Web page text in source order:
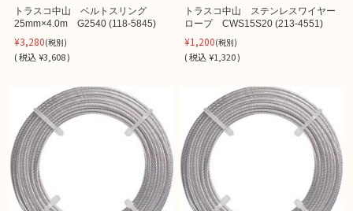
トラスコ中山 ベルトスリング
25mm×4.0m G2540 (118-5845)
¥3,280(税別)
(税込¥3,608 )
トラスコ中山 ステンレスワイヤー
ロープ CWS15S20 (213-4551)
¥1,200(税別)
(税込 ¥1,320 )